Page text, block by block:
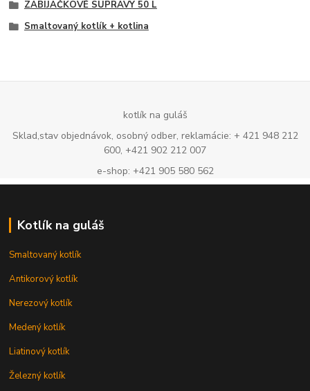
ZABIJAČKOVÉ SÚPRAVY 50 L
Smaltovaný kotlík + kotlina
kotlík na guláš
Sklad,stav objednávok, osobný odber, reklamácie: + 421 948 212
600, +421 902 212 007
e-shop: +421 905 580 562
Kotlík na guláš
Smaltovaný kotlík
Antikorový kotlík
Nerezový kotlík
Medený kotlík
Liatinový kotlík
Železný kotlík